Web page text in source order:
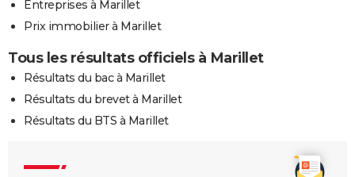
Entreprises à Marillet
Prix immobilier à Marillet
Tous les résultats officiels à Marillet
Résultats du bac à Marillet
Résultats du brevet à Marillet
Résultats du BTS à Marillet